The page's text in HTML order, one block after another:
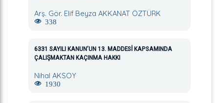
Arş. Gör. Elif Beyza AKKANAT ÖZTÜRK
338
6331 SAYILI KANUN’UN 13. MADDESİ KAPSAMINDA
ÇALIŞMAKTAN KAÇINMA HAKKI
Nihal AKSOY
1930